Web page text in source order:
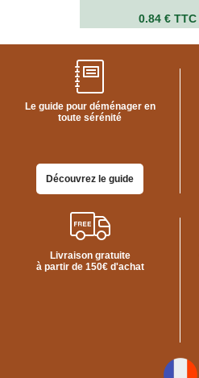
0.84 € TTC
Le guide pour déménager en
toute sérénité
Découvrez le guide
Livraison gratuite
à partir de 150€ d'achat